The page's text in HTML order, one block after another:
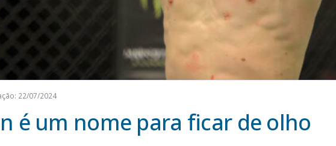
22/07/2024
é um nome para ficar de olho